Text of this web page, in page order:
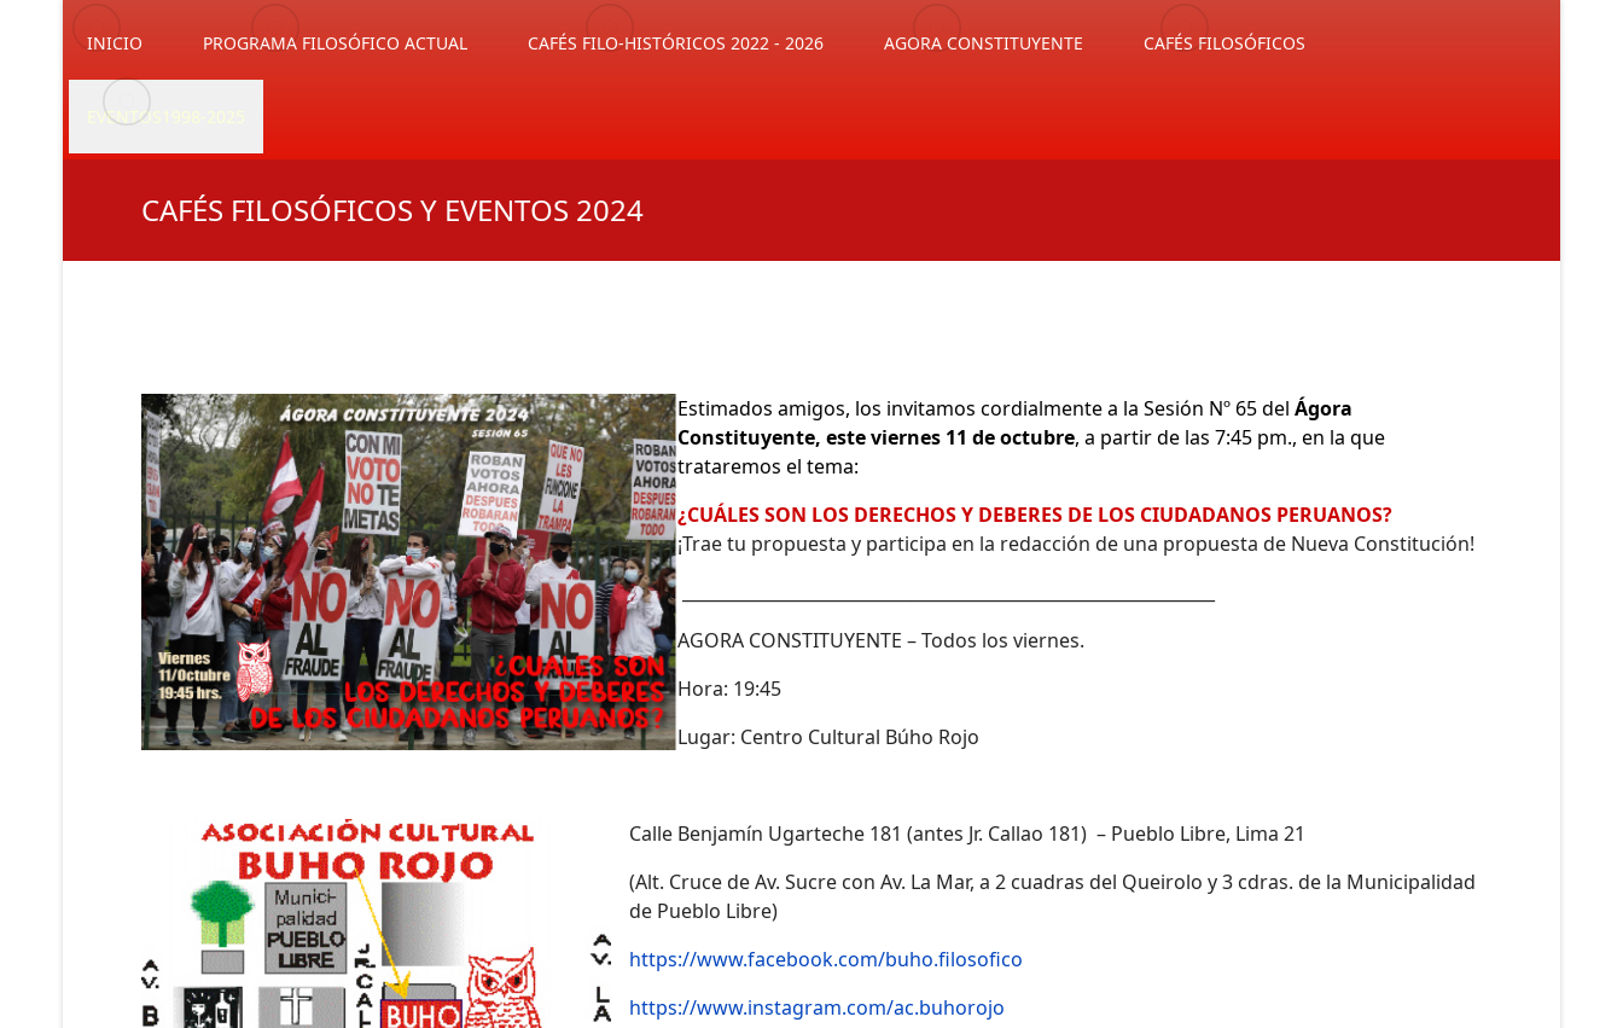
INICIO PROGRAMA FILOSÓFICO ACTUAL CAFÉS FILO-HISTÓRICOS 2022 - 2026 AGORA CONSTITUYENTE CAFÉS FILOSÓFICOS
EVENTOS1998-2025
CAFÉS FILOSÓFICOS Y EVENTOS 2024
Estimados amigos, los invitamos cordialmente a la Sesión Nº 65 del Ágora
Constituyente, este viernes 11 de octubre, a partir de las 7:45 pm., en la que
trataremos el tema:
¿CUÁLES SON LOS DERECHOS Y DEBERES DE LOS CIUDADANOS PERUANOS?
¡Trae tu propuesta y participa en la redacción de una propuesta de Nueva Constitución!
AGORA CONSTITUYENTE – Todos los viernes.
Hora: 19:45
Lugar: Centro Cultural Búho Rojo
Calle Benjamín Ugarteche 181 (antes Jr. Callao 181) – Pueblo Libre, Lima 21
(Alt. Cruce de Av. Sucre con Av. La Mar, a 2 cuadras del Queirolo y 3 cdras. de la Municipalidad
de Pueblo Libre)
https://www.facebook.com/buho.filosofico
https://www.instagram.com/ac.buhorojo